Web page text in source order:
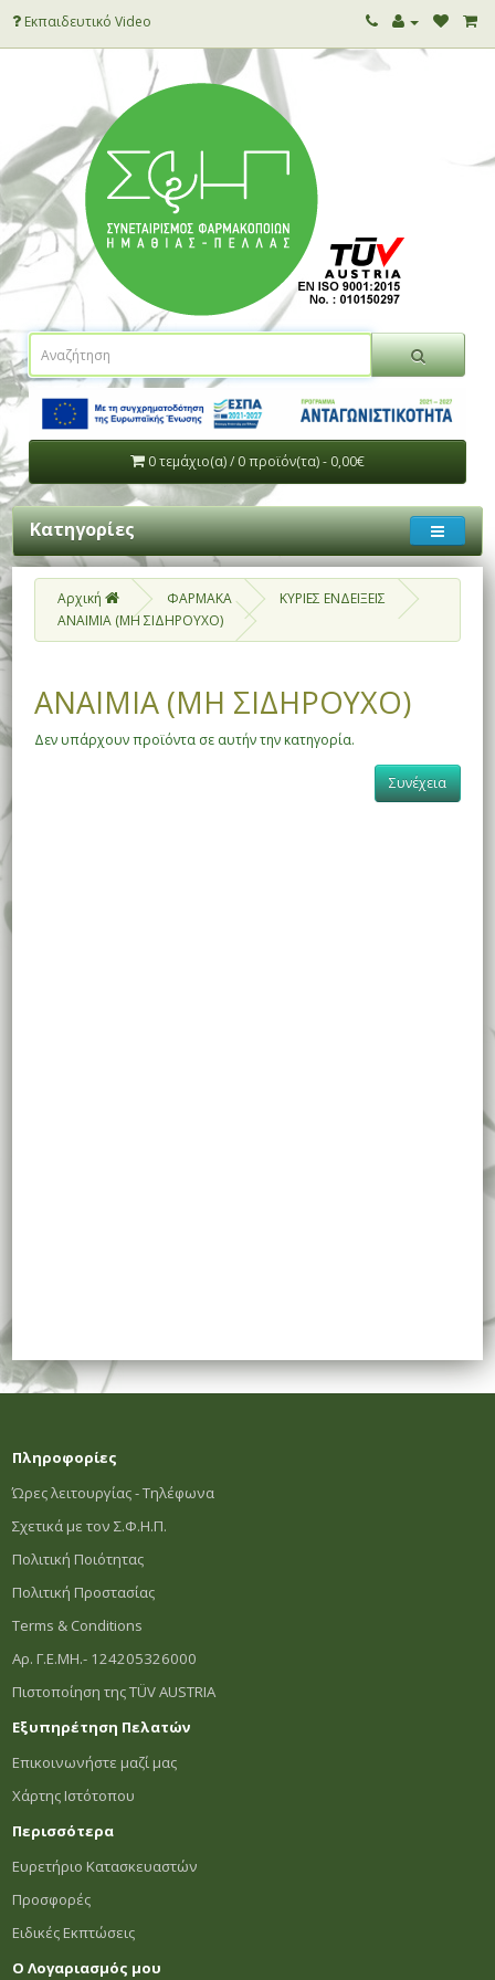
Εκπαιδευτικό Video
0 τεμάχιο(α) / 0 προϊόν(τα) - 0,00€
Κατηγορίες
Αρχική ΦΑΡΜΑΚΑ
ΚΥΡΙΕΣ ΕΝΔΕΙΞΕΙΣ
ΑΝΑΙΜΙΑ (ΜΗ ΣΙΔΗΡΟΥΧΟ)
ΑΝΑΙΜΙΑ (ΜΗ ΣΙΔΗΡΟΥΧΟ)
Δεν υπάρχουν προϊόντα σε αυτήν την κατηγορία.
Συνέχεια
Πληροφορίες
Ώρες λειτουργίας - Τηλέφωνα
Σχετικά με τον Σ.Φ.Η.Π.
Πολιτική Ποιότητας
Πολιτική Προστασίας
Terms & Conditions
Αρ. Γ.Ε.ΜΗ.- 124205326000
Πιστοποίηση της TÜV AUSTRIA
Εξυπηρέτηση Πελατών
Επικοινωνήστε μαζί μας
Χάρτης Ιστότοπου
Περισσότερα
Ευρετήριο Κατασκευαστών
Προσφορές
Ειδικές Εκπτώσεις
Ο Λογαριασμός μου